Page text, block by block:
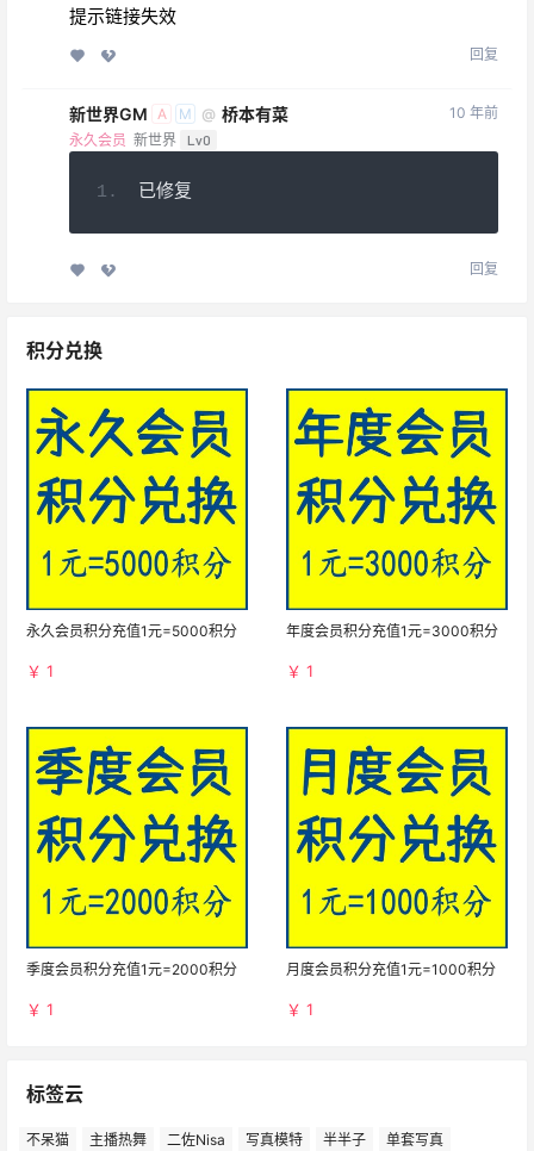
提示链接失效
回复
新世界GM A M @ 桥本有菜
永久会员 新世界 Lv0
10 年前
已修复
回复
积分兑换
永久会员积分充值1元=5000积分
￥ 1
年度会员积分充值1元=3000积分
￥ 1
季度会员积分充值1元=2000积分
￥ 1
月度会员积分充值1元=1000积分
￥ 1
标签云
不呆猫 主播热舞 二佐Nisa 写真模特 半半子
单套写真